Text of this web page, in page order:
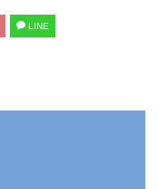
LINE